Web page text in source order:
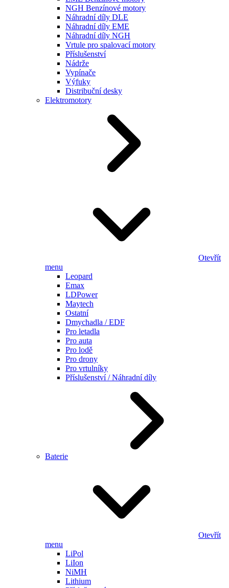
NGH Benzínové motory
Náhradní díly DLE
Náhradní díly EME
Náhradní díly NGH
Vrtule pro spalovací motory
Příslušenství
Nádrže
Vypínače
Výfuky
Distribuční desky
Elektromotory
Otevřít
menu
Leopard
Emax
LDPower
Maytech
Ostatní
Dmychadla / EDF
Pro letadla
Pro auta
Pro lodě
Pro drony
Pro vrtulníky
Příslušenství / Náhradní díly
Baterie
Otevřít
menu
LiPol
LiIon
NiMH
Lithium